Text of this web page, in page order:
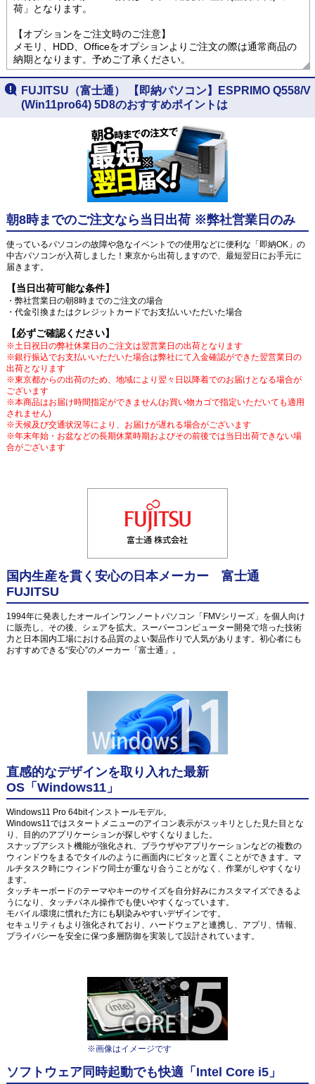
荷」となります。
【オプションをご注文時のご注意】
メモリ、HDD、Officeをオプションよりご注文の際は通常商品の
納期となります。予めご了承ください。
FUJITSU（富士通） 【即納パソコン】ESPRIMO Q558/V
(Win11pro64) 5D8のおすすめポイントは
朝8時までのご注文なら当日出荷 ※弊社営業日のみ
使っているパソコンの故障や急なイベントでの使用などに便利な「即納OK」の
中古パソコンが入荷しました！東京から出荷しますので、最短翌日にお手元に
届きます。
【当日出荷可能な条件】
・弊社営業日の朝8時までのご注文の場合
・代金引換またはクレジットカードでお支払いいただいた場合
【必ずご確認ください】
※土日祝日の弊社休業日のご注文は翌営業日の出荷となります
※銀行振込でお支払いいただいた場合は弊社にて入金確認ができた翌営業日の
出荷となります
※東京都からの出荷のため、地域により翌々日以降着でのお届けとなる場合が
ございます
※本商品はお届け時間指定ができません(お買い物カゴで指定いただいても適用
されません)
※天候及び交通状況等により、お届けが遅れる場合がございます
※年末年始・お盆などの長期休業時期およびその前後では当日出荷できない場
合がございます
国内生産を貫く安心の日本メーカー 富士通
FUJITSU
1994年に発表したオールインワンノートパソコン「FMVシリーズ」を個人向け
に販売し、その後、シェアを拡大。スーパーコンピューター開発で培った技術
力と日本国内工場における品質のよい製品作りで人気があります。初心者にも
おすすめできる“安心”のメーカー「富士通」。
直感的なデザインを取り入れた最新
OS「Windows11」
Windows11 Pro 64bitインストールモデル。
Windows11ではスタートメニューのアイコン表示がスッキリとした見た目とな
り、目的のアプリケーションが探しやすくなりました。
スナップアシスト機能が強化され、ブラウザやアプリケーションなどの複数の
ウィンドウをまるでタイルのように画面内にピタッと置くことができます。マ
ルチタスク時にウィンドウ同士が重なり合うことがなく、作業がしやすくなり
ます。
タッチキーボードのテーマやキーのサイズを自分好みにカスタマイズできるよ
うになり、タッチパネル操作でも使いやすくなっています。
モバイル環境に慣れた方にも馴染みやすいデザインです。
セキュリティもより強化されており、ハードウェアと連携し、アプリ、情報、
プライバシーを安全に保つ多層防御を実装して設計されています。
※画像はイメージです
ソフトウェア同時起動でも快適「Intel Core i5」